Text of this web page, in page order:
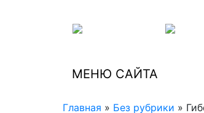
МЕНЮ САЙТА
Главная » Без рубрики »